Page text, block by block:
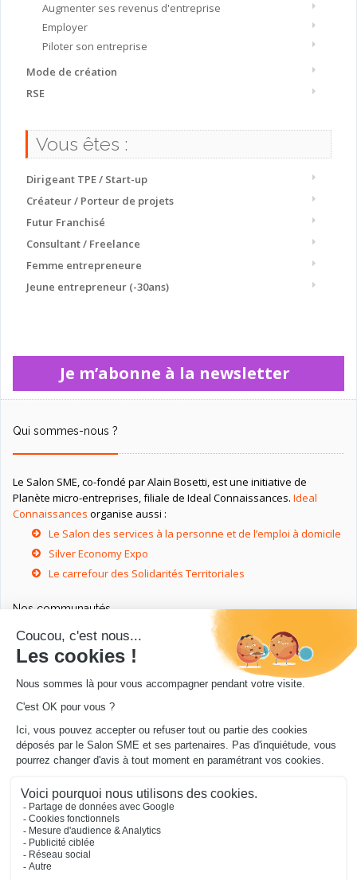
Augmenter ses revenus d'entreprise
Employer
Piloter son entreprise
Mode de création
RSE
Vous êtes :
Dirigeant TPE / Start-up
Créateur / Porteur de projets
Futur Franchisé
Consultant / Freelance
Femme entrepreneure
Jeune entrepreneur (-30ans)
Je m’abonne à la newsletter
Qui sommes-nous ?
Le Salon SME, co-fondé par Alain Bosetti, est une initiative de
Planète micro-entreprises, filiale de Ideal Connaissances. Ideal
Connaissances organise aussi :
Le Salon des services à la personne et de l’emploi à domicile
Silver Economy Expo
Le carrefour des Solidarités Territoriales
Nos communautés
Ressources utiles
Livres utiles pour les entrepreneurs
Sites utiles pour les entrepreneurs
Conseils pour votre entreprise/microentreprise